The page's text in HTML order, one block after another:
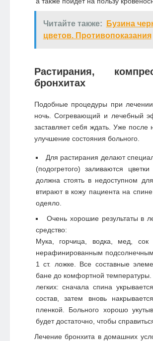
Читайте также:
Бузина
цветов. Противопоказания
Растирания,
бронхитах
Подобные процедуры при
ночь. Согревающий и лечебный
заставляет себя ждать. Уже после
улучшение состояния больного.
Для растирания делают
(подогретого) заливаются
должна стоять в недоступном
втирают в кожу пациента на
одеяло.
Очень хорошие результаты в
средство:
Мука, горчица, водка, мед, сок
нерафинированным
1 ст. ложке. Все составные
бане до комфортной
легких: сначала спина
состав, затем вновь
пленкой. Больного хорошо
будет достаточно, чтобы
Лечение бронхита в домашних